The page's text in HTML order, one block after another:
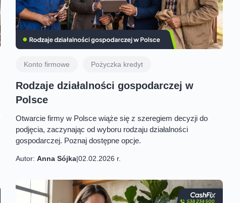
Konto firmowe Pożyczka kredyt
Rodzaje działalności gospodarczej w
Polsce
Otwarcie firmy w Polsce wiąże się z szeregiem decyzji do
podjęcia, zaczynając od wyboru rodzaju działalności
gospodarczej. Poznaj dostępne opcje.
Autor: Anna Sójka|02.02.2026 r.